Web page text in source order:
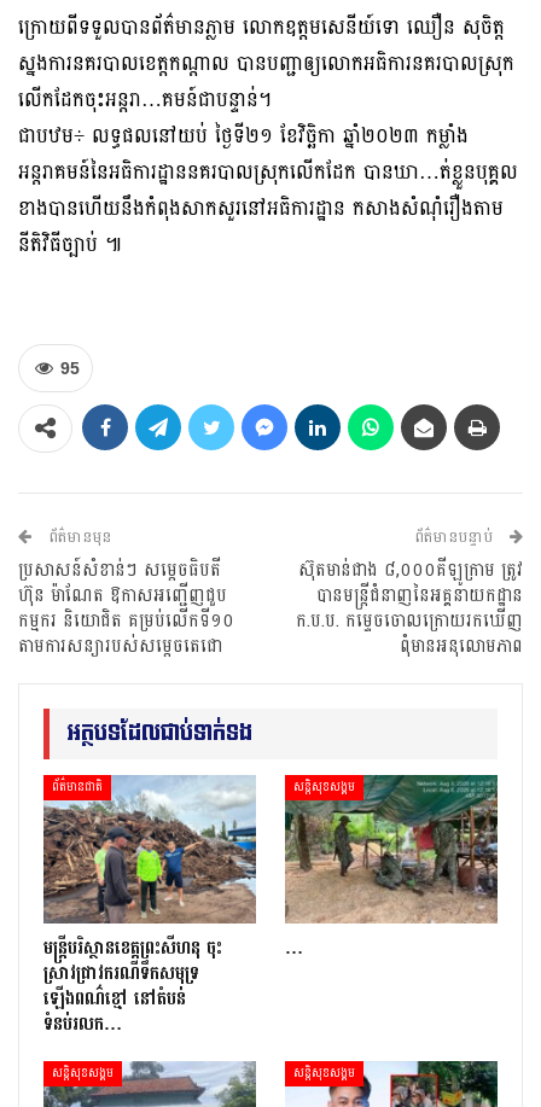
ក្រោយពីទទួលបានព័ត៌មានភ្លាម លោកឧត្តមសេនីយ៍ទោ ឈឿន សុចិត្ត
ស្នងការនគរបាលខេត្តកណ្តាល បានបញ្ជាឲ្យលោកអធិការនគរបាលស្រុក
លើកដែកចុះអន្តរា…គមន៍ជាបន្ទាន់។
ជាបឋម÷ លទ្ធផលនៅយប់ ថ្ងៃទី២១ ខែវិច្ឆិកា ឆ្នាំ២០២៣ កម្លាំង
អន្តរាគមន៍នៃអធិការដ្ឋាននគរបាលស្រុកលើកដែក បានឃា…ត់ខ្លួនបុគ្គល
ខាងបានហើយនឹងកំពុងសាកសួរនៅអធិការដ្ឋាន កសាងសំណុំរឿងតាម
នីតិវិធីច្បាប់ ៕
95
ព័ត៌មានមុន
ប្រសាសន៍សំខាន់ៗ សម្តេចធិបតី
ហ៊ុន ម៉ាណែត ឱកាសអញ្ជើញជួប
កម្មករ និយោជិត គម្រប់លើកទី១០
តាមការសន្យារបស់សម្តេចតេជោ
ព័ត៌មានបន្ទាប់
ស៊ុតមាន់ជាង ៨,០០០គីឡូក្រាម ត្រូវ
បានមន្រ្តីជំនាញនៃអគ្គនាយកដ្ឋាន
ក.ប.ប. កម្ទេចចោលក្រោយរកឃើញ
ពុំមានអនុលោមភាព
អត្ថបទដែលជាប់ទាក់ទង
ព័ត៌មានជាតិ
មន្រ្តីបរិស្ថានខេត្តព្រះសីហនុ ចុះ
ស្រាវជ្រាវករណីទឹកសមុទ្រ
ឡើងពណ៌ខ្មៅ នៅតំបន់
ទំនប់រលក…
សន្តិសុខសង្គម
…
សន្តិសុខសង្គម សន្តិសុខសង្គម